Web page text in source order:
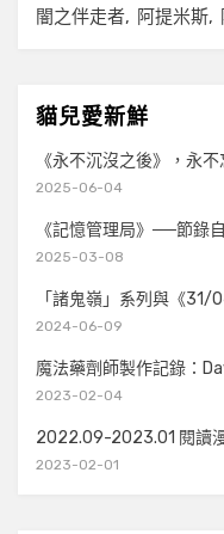
闇之伴走者
阿提米斯
貓兒愛新鮮
《永不沉沒之後》，永
2025-06-04
《記憶管理局》──節錄
2025-03-08
「諸鬼嶺」系列與《31/
2024-06-09
魔法藥劑師製作記錄：
2023-02-04
2022.09-2023.01 閱讀
2023-02-01